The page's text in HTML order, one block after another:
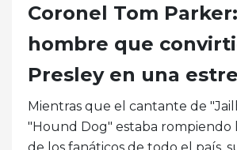
Coronel Tom
hombre que
Presley en una
Mientras que el cantante de
"Hound Dog" estaba rompiendo